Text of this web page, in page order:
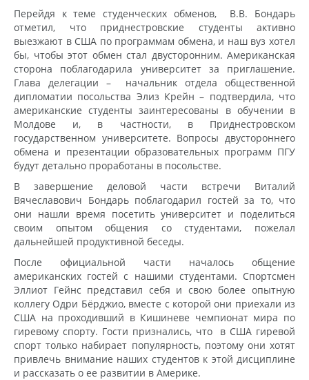
Перейдя к теме студенческих обменов, В.В. Бондарь
отметил, что приднестровские студенты активно
выезжают в США по программам обмена, и наш вуз хотел
бы, чтобы этот обмен стал двусторонним. Американская
сторона поблагодарила университет за приглашение.
Глава делегации – начальник отдела общественной
дипломатии посольства Элиз Крейн – подтвердила, что
американские студенты заинтересованы в обучении в
Молдове и, в частности, в Приднестровском
государственном университете. Вопросы двустороннего
обмена и презентации образовательных программ ПГУ
будут детально проработаны в посольстве.
В завершение деловой части встречи Виталий
Вячеславович Бондарь поблагодарил гостей за то, что
они нашли время посетить университет и поделиться
своим опытом общения со студентами, пожелал
дальнейшей продуктивной беседы.
После официальной части началось общение
американских гостей с нашими студентами. Спортсмен
Эллиот Гейнс представил себя и свою более опытную
коллегу Одри Бёрджио, вместе с которой они приехали из
США на проходивший в Кишиневе чемпионат мира по
гиревому спорту. Гости признались, что в США гиревой
спорт только набирает популярность, поэтому они хотят
привлечь внимание наших студентов к этой дисциплине
и рассказать о ее развитии в Америке.